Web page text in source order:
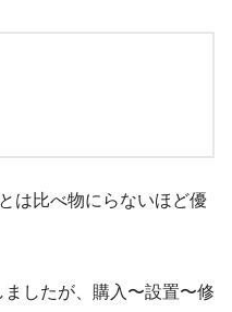
は比べ物にらないほど優
したが、購入〜設置〜修